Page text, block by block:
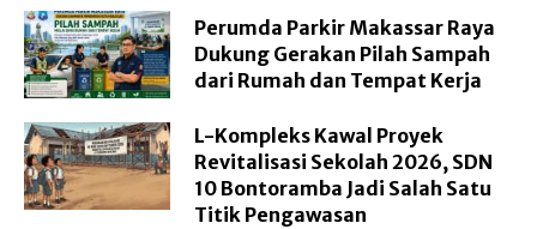
Perumda Parkir Makassar Raya
Dukung Gerakan Pilah Sampah
dari Rumah dan Tempat Kerja
L-Kompleks Kawal Proyek
Revitalisasi Sekolah 2026, SDN
10 Bontoramba Jadi Salah Satu
Titik Pengawasan